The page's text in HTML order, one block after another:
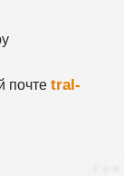
почте tral-